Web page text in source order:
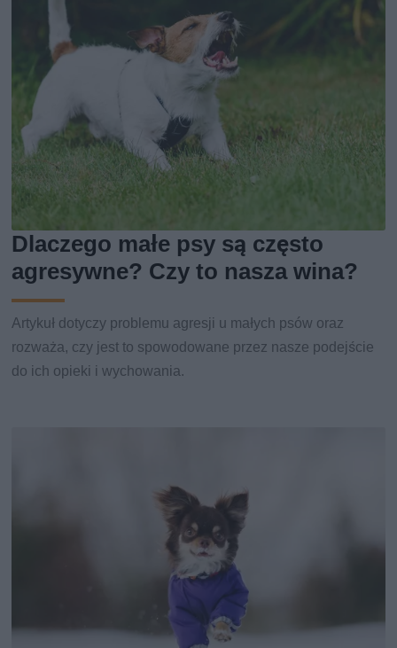
Dlaczego małe psy są często
agresywne? Czy to nasza wina?
Artykuł dotyczy problemu agresji u małych psów oraz
rozważa, czy jest to spowodowane przez nasze podejście
do ich opieki i wychowania.